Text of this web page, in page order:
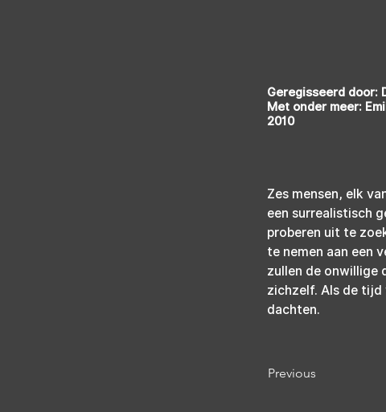
Geregisseerd door:
Met onder meer:
2010
Zes mensen, elk
een surrealistisch
proberen uit te
te nemen aan een
zullen de onwillige
zichzelf. Als de tijd
dachten.
Previous